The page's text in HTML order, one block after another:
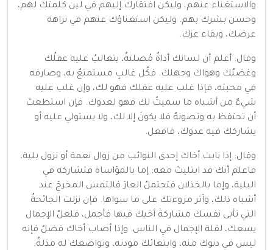
والاستغناء عنهم، وليكن افتقارك إليهم في لين كلمتك لهم،
وحسن بشرك بهم. وليكن استغناؤك عنهم في نزاهة
عرضك، وبقاء عزك.
وقال: أعلم أن لسانك أداةٌ مُصلتةٌ، يتغالبُ عليه عقلُك
وغضبُك وهواك وجهلك. فكُل غالبٍ مستمتعٌ به، وصارفه
في محبته، فإذا غلب عليه عقلك فهو لك، وإن غلب عليه
شيءٌ من أشباه ما سميتُ لك فهو لعدوك. فإن استطعتَ
أن تحتفظ به وتصونهُ فلا يكونَ إلا لك، ولا يستولي عليه أو
يشاركك فيه عدوك، فافعل.
وقال: إذا نابت أخاك إحدى النوائب من زوال نعمة أو نزول بلية،
فاعلم أنك قد ابتليتَ معه: إما بالمؤاساة فتشاركه في
البلية، وإما بالخذلان فتحتملُ العارَ فالتمس المخرجَ عند
أشباه ذلك، وآثر مروءتك على ما سواها. فإن نزلت الجائحةُ
التي تأبى نفسك مشاركةَ أخيك فيها فأجمل، فلعلّ الإجمال
يسعك، لقلة الإجمال في الناس. وإذا أصاب أخاك فضلٌ فإنه
ليس في دنوك منه، وابتغائك مودته، وتواضعك له مذلةٌ.